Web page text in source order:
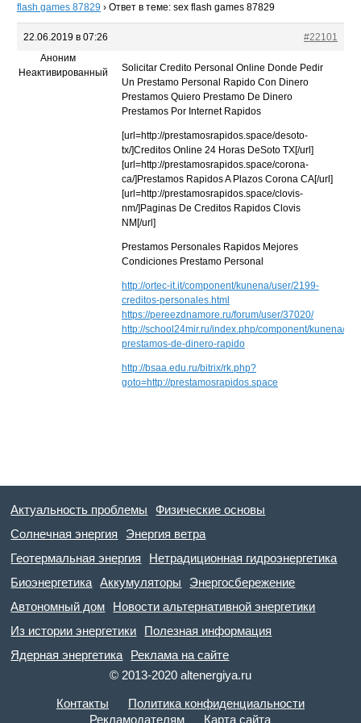
flash games 87829 › Ответ в теме: sex flash games 87829
22.06.2019 в 07:26
#22101
Аноним
Неактивированный
Solicitar Credito Personal Online Donde Pedir
Un Prestamo Personal Rapido Con Dinero
Prestamos Quiero Prestamo De Dinero
Prestamos Por Internet Rapidos
[url=http://prestamosrapidos.space/desoto-
tx/]Creditos Online 24 Horas DeSoto TX[/url]
[url=http://prestamosrapidos.space/corona-
ca/]Prestamos Rapidos A Plazos Corona CA[/url]
[url=http://prestamosrapidos.space/clovis-
nm/]Paginas De Creditos Rapidos Clovis
NM[/url]
Prestamos Personales Rapidos Mejores
Condiciones Prestamo Personal
http://ortec-it.it/component/kunena/user/2199-
creditos-personales.html
https://pereezdnamore.ru/forum/user/37020/
http://school24mir.ru/index.php/component/kunena/
prestamos-de-dinero-rapido
http://bsaa.edu.ru/bitrix/rk.php?
goto=http://prestamosrapidos.space
Актуальность проблемы
Физические основы
Солнечная энергия
Энергия ветра
Геотермальная энергия
Нетрадиционная гидроэнергетика
Биоэнергетика
Аккумуляторы
Энергосбережение
Автономный дом
Новости альтернативной энергетики
Из истории энергетики
Полезная информация
Ядерная энергетика
Реклама на сайте
© 2013-2020 altenergiya.ru
Контакты
Политика конфиденциальности
Рекламодателям
Карта сайта